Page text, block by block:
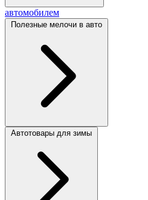
автомобилем
Полезные мелочи в авто
Автотовары для зимы